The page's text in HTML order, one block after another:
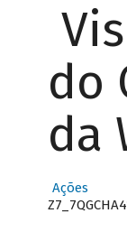
do
da
Ações